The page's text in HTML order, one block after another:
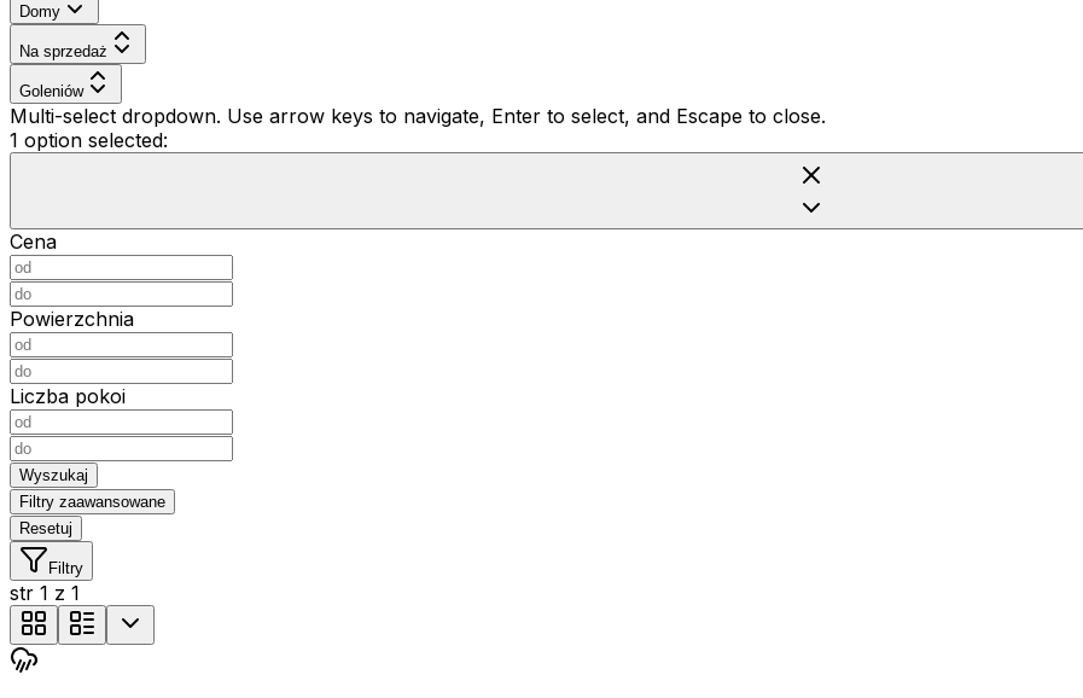
Domy
Na sprzedaż
Goleniów
Multi-select dropdown. Use arrow keys to navigate, Enter to select, and Escape to close.
1 option selected:
Cena
Powierzchnia
Liczba pokoi
Wyszukaj
Filtry zaawansowane
Resetuj
Filtry
str 1 z 1